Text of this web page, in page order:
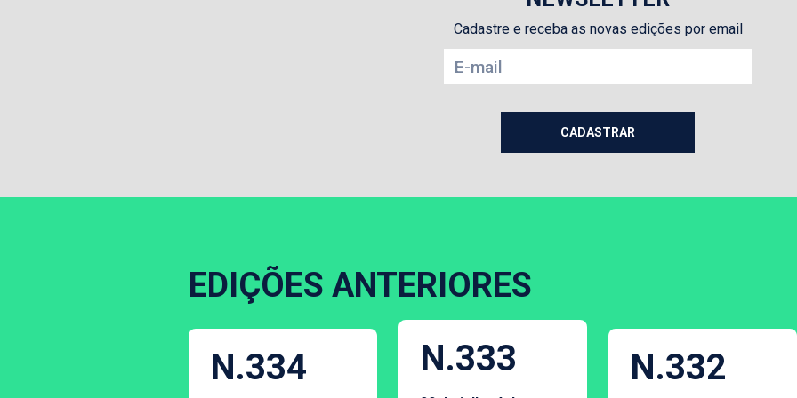
Cadastre e receba as novas edições por email
EDIÇÕES ANTERIORES
N.334 N.333 N.332